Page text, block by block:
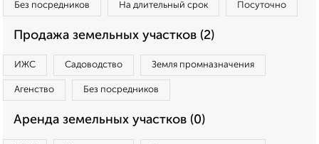
Без посредников На длительный срок Посуточно
Продажа земельных участков (2)
ИЖС Садоводство Земля промназначения
Агенство Без посредников
Аренда земельных участков (0)